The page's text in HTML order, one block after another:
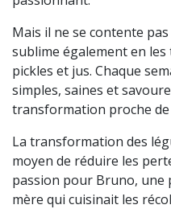
Mais il ne se contente
sublime également en
pickles et jus. Chaque
simples, saines et
transformation proche de
La transformation des
moyen de réduire les
passion pour Bruno, une
mère qui cuisinait les